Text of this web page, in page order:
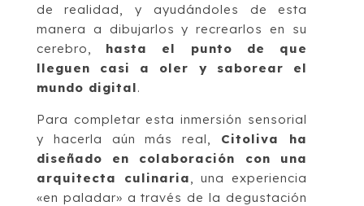
de realidad, y ayudándoles de esta
manera a dibujarlos y recrearlos en su
cerebro, hasta el punto de que
lleguen casi a oler y saborear el
mundo digital.
Para completar esta inmersión sensorial
y hacerla aún más real, Citoliva ha
diseñado en colaboración con una
arquitecta culinaria, una experiencia
«en paladar» a través de la degustación